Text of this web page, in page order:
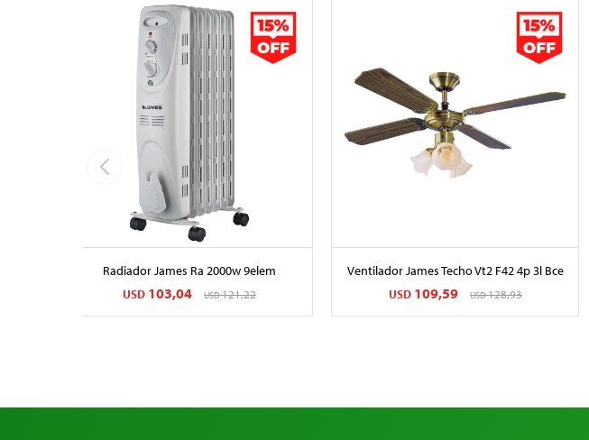
Radiador James Ra 2000w 9elem
USD 103,04 USD121,22
Ventilador James Techo Vt2 F42 4p 3l Bce
USD 109,59 USD128,93